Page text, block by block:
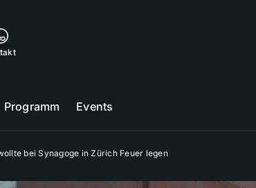
Programm Events
bei Synagoge in Zürich Feuer legen